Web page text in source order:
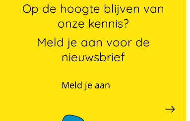
Op de hoogte blijven van
onze kennis?
Meld je aan voor de
nieuwsbrief
Meld je aan